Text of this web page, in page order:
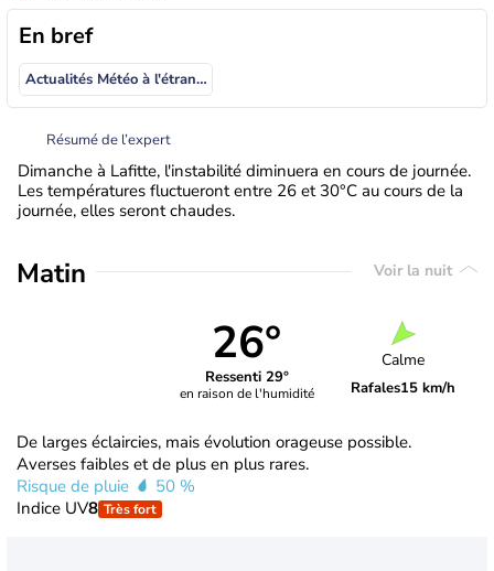
En bref
Actualités Météo à l'étranger
Résumé de l’expert
Dimanche à Lafitte, l'instabilité diminuera en cours de journée.
Les températures fluctueront entre 26 et 30°C au cours de la
journée, elles seront chaudes.
Matin Voir la nuit
26°
Ressenti 29°
en raison de l'humidité
Calme
Rafales15 km/h
De larges éclaircies, mais évolution orageuse possible.
Averses faibles et de plus en plus rares.
Risque de pluie
50 %
Indice UV8 Très fort